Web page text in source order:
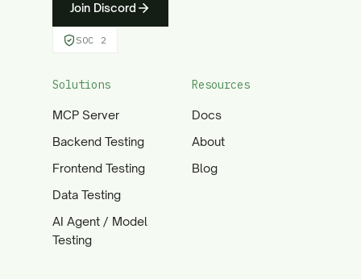
Join Discord
SOC 2
Solutions
MCP Server
Backend Testing
Frontend Testing
Data Testing
AI Agent / Model
Testing
Resources
Docs
About
Blog